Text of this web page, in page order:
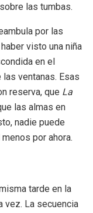
las tumbas.
por las
visto una niña
en el
ventanas. Esas
reserva, que La
las almas en
nadie puede
por ahora.
tarde en la
vez. La secuencia